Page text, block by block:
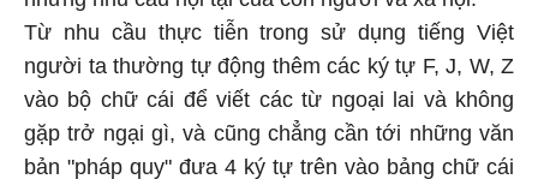
Từ nhu cầu thực tiễn trong sử dụng tiếng Việt
người ta thường tự động thêm các ký tự F, J, W, Z
vào bộ chữ cái để viết các từ ngoại lai và không
gặp trở ngại gì, và cũng chẳng cần tới những văn
bản "pháp quy" đưa 4 ký tự trên vào bảng chữ cái